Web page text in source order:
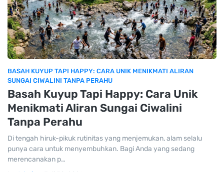
BASAH KUYUP TAPI HAPPY: CARA UNIK MENIKMATI ALIRAN
SUNGAI CIWALINI TANPA PERAHU
Basah Kuyup Tapi Happy: Cara Unik
Menikmati Aliran Sungai Ciwalini
Tanpa Perahu
Di tengah hiruk-pikuk rutinitas yang menjemukan, alam selalu
punya cara untuk menyembuhkan. Bagi Anda yang sedang
merencanakan p…